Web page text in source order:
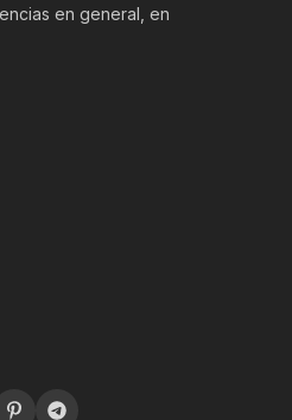
en general, en